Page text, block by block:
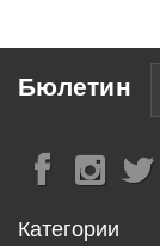
Бюлетин
Категории